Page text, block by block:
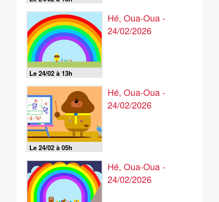
Le 24/02 à 13h
Hé, Oua-Oua -
24/02/2026
Le 24/02 à 05h
Hé, Oua-Oua -
24/02/2026
Hé, Oua-Oua -
24/02/2026